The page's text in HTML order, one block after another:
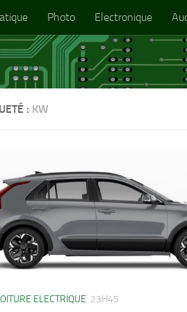
Photo Electronique
: KW
ELECTRIQUE 23H45